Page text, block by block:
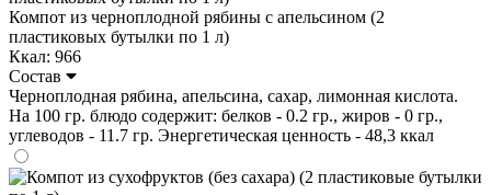
Компот из черноплодной рябины с апельсином (2
пластиковых бутылки по 1 л)
Ккал: 966
Состав
Черноплодная рябина, апельсина, сахар, лимонная кислота.
На 100 гр. блюдо содержит: белков - 0.2 гр., жиров - 0 гр.,
углеводов - 11.7 гр. Энергетическая ценность - 48,3 ккал